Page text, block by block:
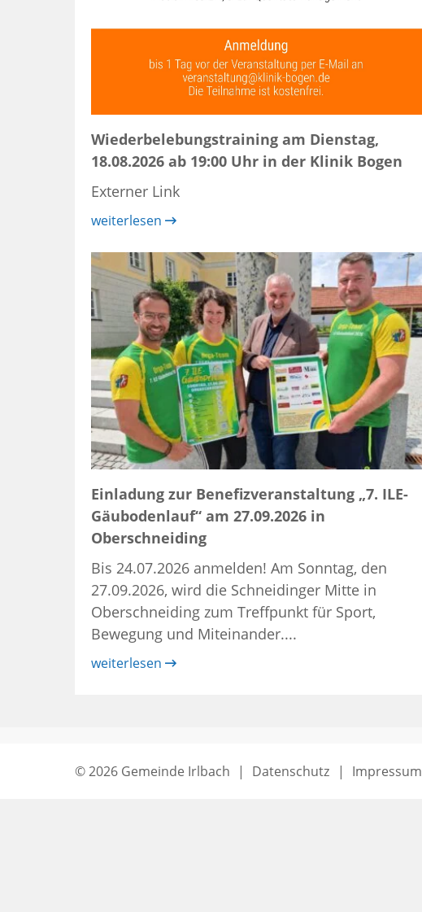
Wiederbelebungstraining am Dienstag,
18.08.2026 ab 19:00 Uhr in der Klinik Bogen
Externer Link
weiterlesen
Einladung zur Benefizveranstaltung „7. ILE-
Gäubodenlauf“ am 27.09.2026 in
Oberschneiding
Bis 24.07.2026 anmelden! Am Sonntag, den
27.09.2026, wird die Schneidinger Mitte in
Oberschneiding zum Treffpunkt für Sport,
Bewegung und Miteinander....
weiterlesen
© 2026 Gemeinde Irlbach | Datenschutz Impressum